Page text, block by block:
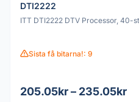
DTI2222
ITT DTI2222 DTV Processor, 40-
Sista få bitarna!: 9
205.05kr – 235.05kr